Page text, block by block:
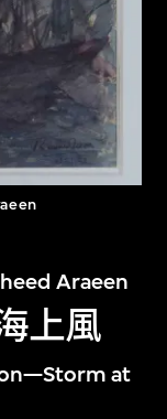
Araeen
上風
at
世紀視覺